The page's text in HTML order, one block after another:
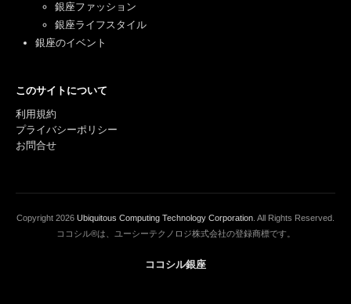
銀座ファッション
銀座ライフスタイル
銀座のイベント
このサイトについて
利用規約
プライバシーポリシー
お問合せ
Copyright 2026 Ubiquitous Computing Technology Corporation . All Rights Reserved.
ココシル®は、ユーシーテクノロジ株式会社の登録商標です。
ココシル銀座